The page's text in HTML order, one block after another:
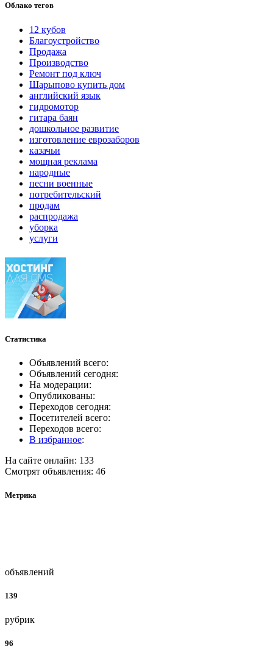
Облако тегов
12 кубов
Благоустройство
Продажа
Производство
Ремонт под ключ
Шарыпово купить дом
английский язык
гидромотор
гитара баян
дошкольное развитие
изготовление еврозаборов
казачьи
мощная реклама
народные
песни военные
потребительский
продам
распродажа
уборка
услуги
Статистика
Объявлений всего:
Объявлений сегодня:
На модерации:
Опубликованы:
Переходов сегодня:
Посетителей всего:
Переходов всего:
В избранное:
На сайте онлайн: 133
Смотрят объявления: 46
Метрика
объявлений
139
рубрик
96